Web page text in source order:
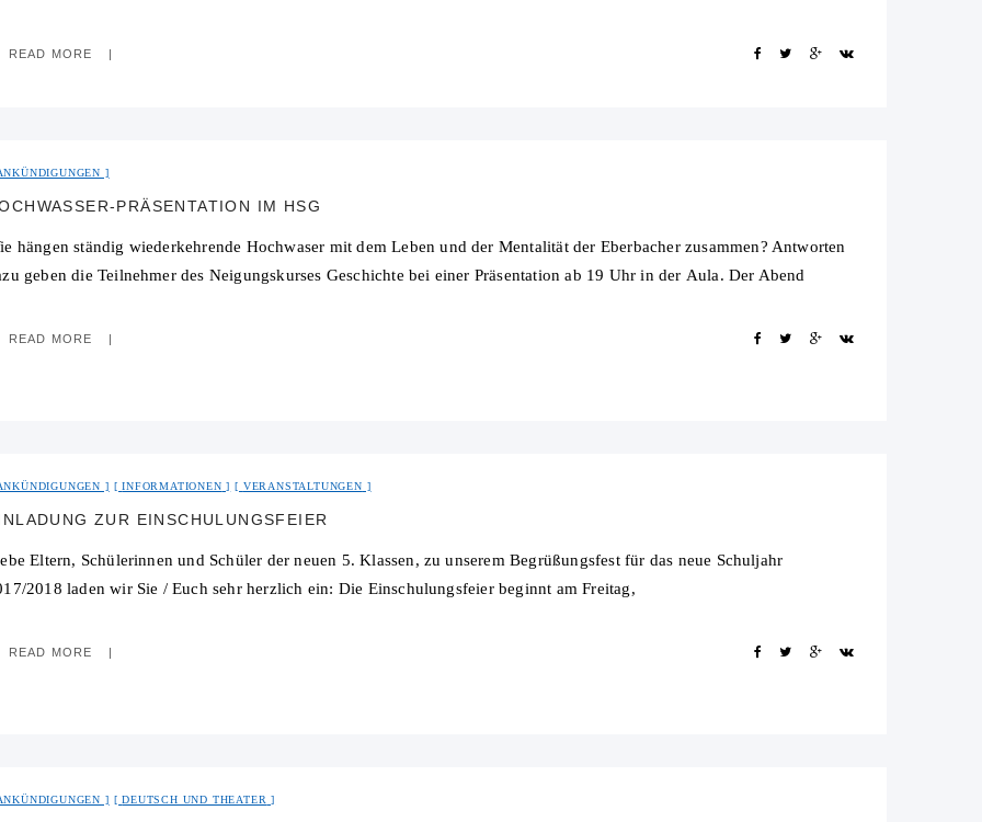
READ MORE
PRÄSENTATION IM HSG
hängen ständig wiederkehrende Hochwaser mit dem Leben und der Mentalität der Eberbacher zusammen? Antworten
geben die Teilnehmer des Neigungskurses Geschichte bei einer Präsentation ab 19 Uhr in der Aula. Der Abend
READ MORE
INFORMATIONEN VERANSTALTUNGEN
ZUR EINSCHULUNGSFEIER
Eltern, Schülerinnen und Schüler der neuen 5. Klassen, zu unserem Begrüßungsfest für das neue Schuljahr
2018 laden wir Sie / Euch sehr herzlich ein: Die Einschulungsfeier beginnt am Freitag,
READ MORE
DEUTSCH UND THEATER